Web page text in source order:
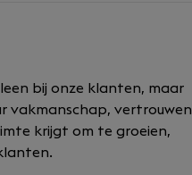
bij onze klanten, maar
vakmanschap, vertrouwen
krijgt om te groeien,